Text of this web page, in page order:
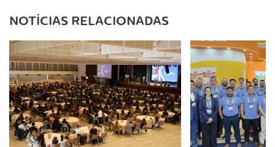
NOTÍCIAS RELACIONADAS